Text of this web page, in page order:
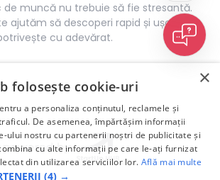
de muncă nu trebuie să fie stresantă.
ajutăm să descoperi rapid și ușor
cu adevărat.
×
folosește cookie-uri
a personaliza conținutul, reclamele și
De asemenea, împărtășim informații
ului nostru cu partenerii noștri de publicitate și
cu alte informații pe care le-ați furnizat
din utilizarea serviciilor lor. Află mai multe
(4) →